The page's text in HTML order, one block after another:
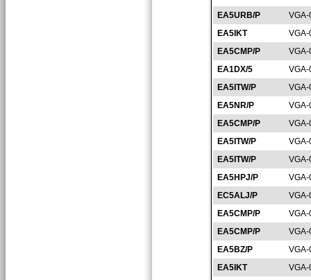
EA5URB/P
EA5IKT
EA5CMP/P
EA1DX/5
EA5ITW/P
EA5NR/P
EA5CMP/P
EA5ITW/P
EA5ITW/P
EA5HPJ/P
EC5ALJ/P
EA5CMP/P
EA5CMP/P
EA5BZ/P
EA5IKT